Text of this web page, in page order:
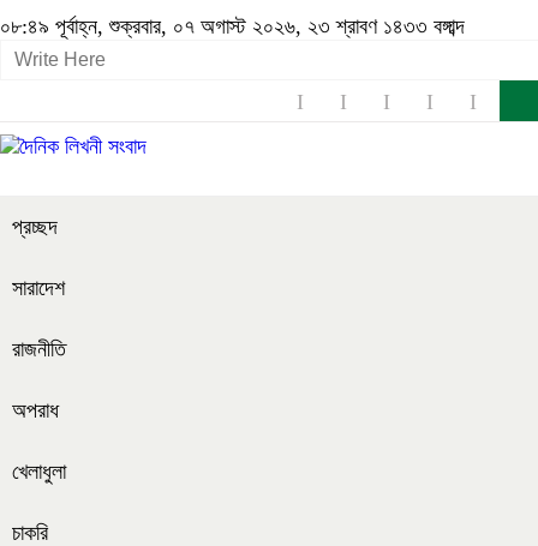
০৮:৪৯ পূর্বাহ্ন, শুক্রবার, ০৭ অগাস্ট ২০২৬, ২৩ শ্রাবণ ১৪৩৩ বঙ্গাব্দ
প্রচ্ছদ
সারাদেশ
রাজনীতি
অপরাধ
খেলাধুলা
চাকরি